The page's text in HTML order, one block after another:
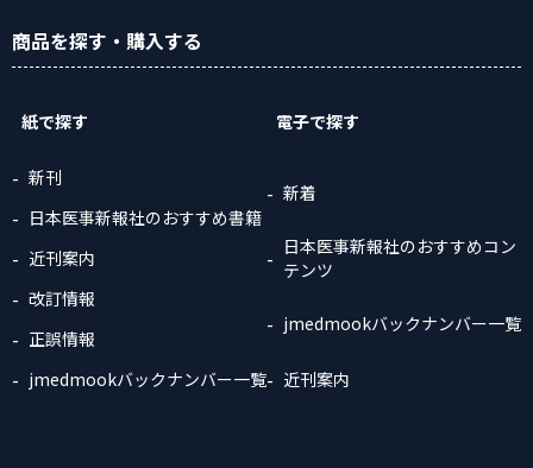
商品を探す ・購入する
紙で探す
新刊
日本医事新報社のおすすめ書籍
近刊案内
改訂情報
正誤情報
jmedmookバックナンバー一覧
電子で探す
新着
日本医事新報社のおすすめコン
テンツ
jmedmookバックナンバー一覧
近刊案内